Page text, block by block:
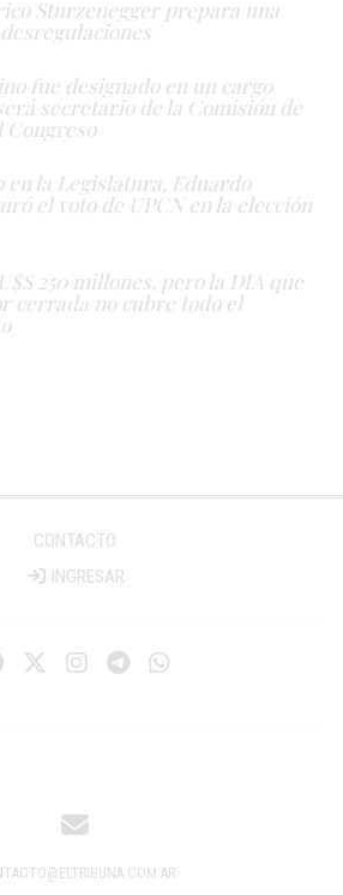
Sturzenegger prepara una
fue designado en un cargo
secretario de la Comisión de
Congreso
en la Legislatura, Eduardo
el voto de UPCN en la elección
250 millones, pero la DIA que
cerrada no cubre todo el
CONTACTO
INGRESAR